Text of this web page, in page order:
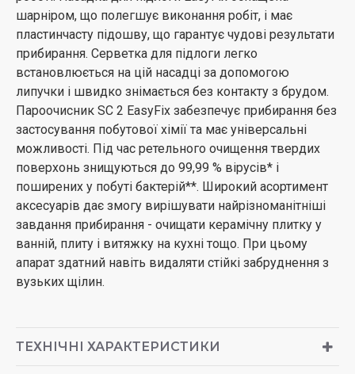
шарніром, що полегшує виконання робіт, і має
пластинчасту підошву, що гарантує чудові результати
прибирання. Серветка для підлоги легко
встановлюється на цій насадці за допомогою
липучки і швидко знімається без контакту з брудом.
Пароочисник SC 2 EasyFix забезпечує прибирання без
застосування побутової хімії та має універсальні
можливості. Під час ретельного очищення твердих
поверхонь знищуються до 99,99 % вірусів* і
поширених у побуті бактерій**. Широкий асортимент
аксесуарів дає змогу вирішувати найрізноманітніші
завдання прибирання - очищати керамічну плитку у
ванній, плиту і витяжку на кухні тощо. При цьому
апарат здатний навіть видаляти стійкі забруднення з
вузьких щілин.
ТЕХНІЧНІ ХАРАКТЕРИСТИКИ